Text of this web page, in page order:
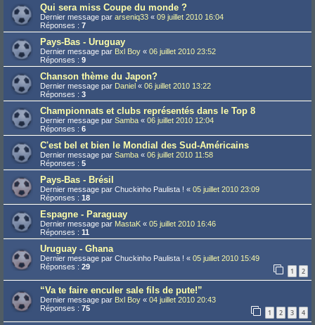
Qui sera miss Coupe du monde ?
Dernier message par arseniq33 « 09 juillet 2010 16:04
Réponses : 7
Pays-Bas - Uruguay
Dernier message par Bxl Boy « 06 juillet 2010 23:52
Réponses : 9
Chanson thème du Japon?
Dernier message par Daniel « 06 juillet 2010 13:22
Réponses : 3
Championnats et clubs représentés dans le Top 8
Dernier message par Samba « 06 juillet 2010 12:04
Réponses : 6
C'est bel et bien le Mondial des Sud-Américains
Dernier message par Samba « 06 juillet 2010 11:58
Réponses : 5
Pays-Bas - Brésil
Dernier message par Chuckinho Paulista ! « 05 juillet 2010 23:09
Réponses : 18
Espagne - Paraguay
Dernier message par MastaK « 05 juillet 2010 16:46
Réponses : 11
Uruguay - Ghana
Dernier message par Chuckinho Paulista ! « 05 juillet 2010 15:49
Réponses : 29 1 2
“Va te faire enculer sale fils de pute!”
Dernier message par Bxl Boy « 04 juillet 2010 20:43
Réponses : 75 1 2 3 4